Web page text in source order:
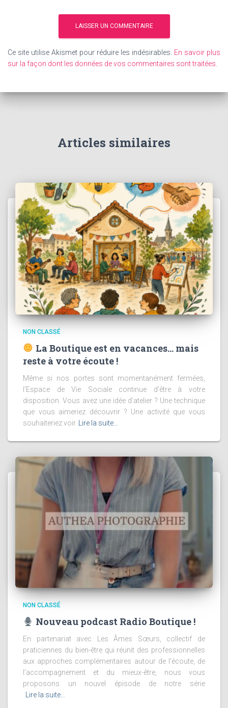
Ce site utilise Akismet pour réduire les indésirables. En savoir plus
sur la façon dont les données de vos commentaires sont traitées
Articles similaires
NON CLASSÉ
La Boutique est en vacances… mais
reste à votre écoute !
Même si nos portes sont momentanément fermées,
l’Espace de Vie Sociale continue d’être à votre
disposition. Vous avez une idée d’atelier ? Une technique
que vous aimeriez découvrir ? Une activité que vous
souhaiteriez voir
Lire la suite…
NON CLASSÉ
Nouveau podcast Radio Boutique !
En partenariat avec Les Âmes Sœurs, collectif de
praticiennes du bien-être qui réunit des professionnelles
aux approches complémentaires autour de l’écoute, de
l’accompagnement et du mieux-être, nous vous
proposons un nouvel épisode de notre série
Lire la suite…